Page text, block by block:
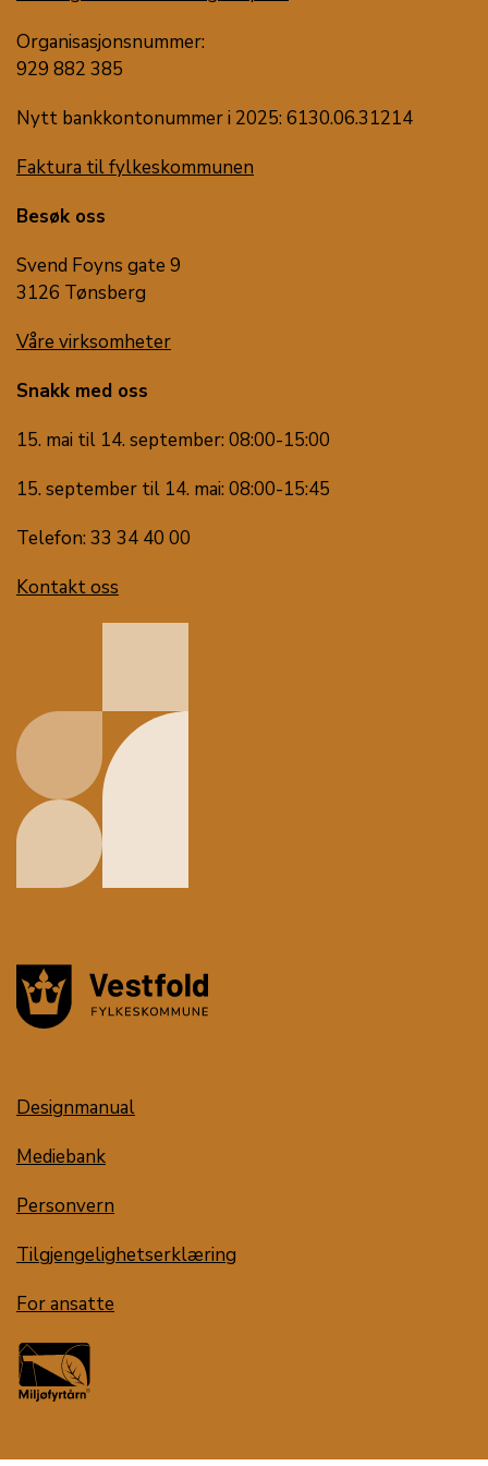
Organisasjonsnummer:
929 882 385
Nytt bankkontonummer i 2025: 6130.06.31214
Faktura til fylkeskommunen
Besøk oss
Svend Foyns gate 9
3126 Tønsberg
Våre virksomheter
Snakk med oss
15. mai til 14. september: 08:00-15:00
15. september til 14. mai: 08:00-15:45
Telefon: 33 34 40 00
Kontakt oss
Designmanual
Mediebank
Personvern
Tilgjengelighetserklæring
For ansatte